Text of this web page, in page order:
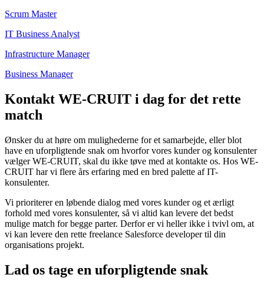
Scrum Master
IT Business Analyst
Infrastructure Manager
Business Manager
Kontakt WE-CRUIT i dag for det rette
match
Ønsker du at høre om mulighederne for et samarbejde, eller blot
have en uforpligtende snak om hvorfor vores kunder og konsulenter
vælger WE-CRUIT, skal du ikke tøve med at kontakte os. Hos WE-
CRUIT har vi flere års erfaring med en bred palette af IT-
konsulenter.
Vi prioriterer en løbende dialog med vores kunder og et ærligt
forhold med vores konsulenter, så vi altid kan levere det bedst
mulige match for begge parter. Derfor er vi heller ikke i tvivl om, at
vi kan levere den rette freelance Salesforce developer til din
organisations projekt.
Lad os tage en uforpligtende snak